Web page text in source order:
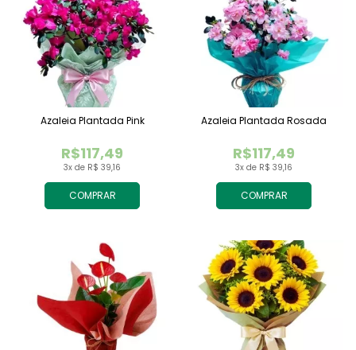
COMPRAR
3x de R$ 39,16
R$117,49
Azaleia Plantada Pink
COMPRAR
3x de R$ 39,16
R$117,49
Azaleia Plantada Rosada